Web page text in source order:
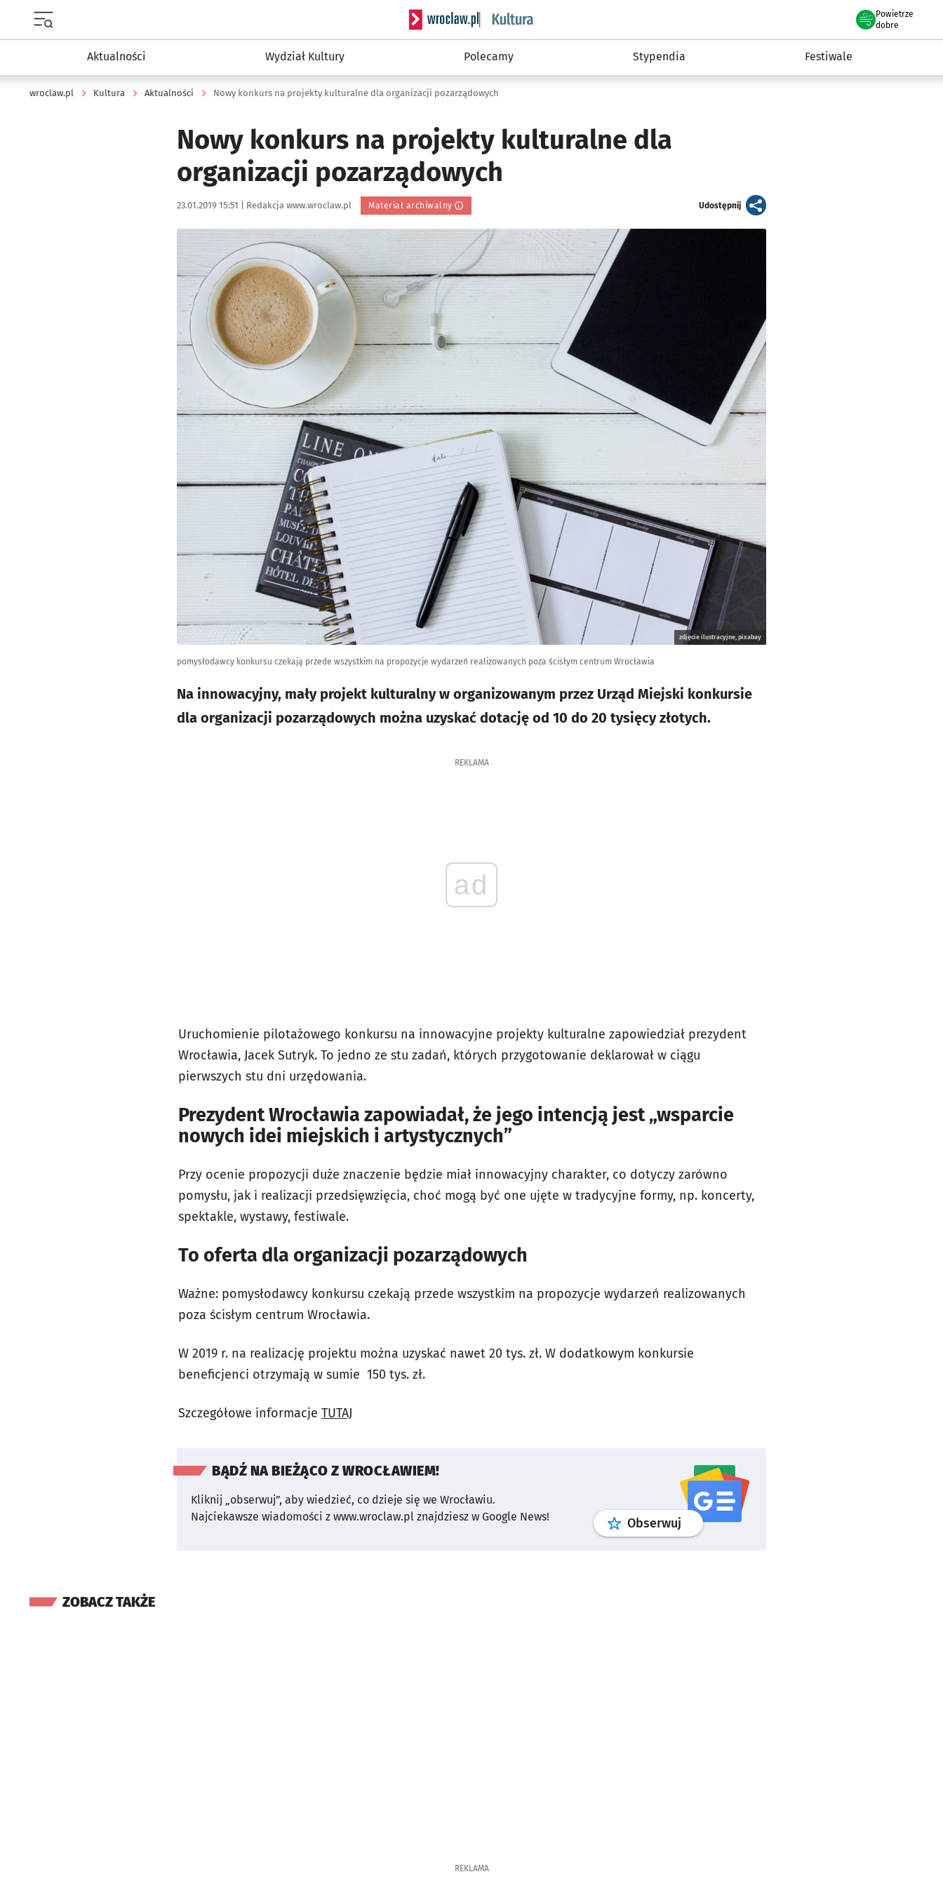
Serwis informacyjny wroclaw.pl podserwis: Kultura
Powietrze
we Wrocławiu
dobre
Aktualności Wydział Kultury Polecamy Stypendia Festiwale
wroclaw.pl Kultura Aktualności Nowy konkurs na projekty kulturalne dla organizacji pozarządowych
Nowy konkurs na projekty kulturalne dla
organizacji pozarządowych
Data publikacji:
23.01.2019 15:51 | Autor:
Redakcja www.wroclaw.pl Materiał archiwalny Udostępnijartykuł
zdjęcie ilustracyjne, pixabay
pomysłodawcy konkursu czekają przede wszystkim na propozycje wydarzeń realizowanych poza ścisłym centrum Wrocławia
Na innowacyjny, mały projekt kulturalny w organizowanym przez Urząd Miejski konkursie
dla organizacji pozarządowych można uzyskać dotację od 10 do 20 tysięcy złotych.
REKLAMA
ad
Uruchomienie pilotażowego konkursu na innowacyjne projekty kulturalne zapowiedział prezydent
Wrocławia, Jacek Sutryk. To jedno ze stu zadań, których przygotowanie deklarował w ciągu
pierwszych stu dni urzędowania.
Prezydent Wrocławia zapowiadał, że jego intencją jest „wsparcie
nowych idei miejskich i artystycznych”
Przy ocenie propozycji duże znaczenie będzie miał innowacyjny charakter, co dotyczy zarówno
pomysłu, jak i realizacji przedsięwzięcia, choć mogą być one ujęte w tradycyjne formy, np. koncerty,
spektakle, wystawy, festiwale.
To oferta dla organizacji pozarządowych
Ważne: pomysłodawcy konkursu czekają przede wszystkim na propozycje wydarzeń realizowanych
poza ścisłym centrum Wrocławia.
W 2019 r. na realizację projektu można uzyskać nawet 20 tys. zł. W dodatkowym konkursie
beneficjenci otrzymają w sumie 150 tys. zł.
Szczegółowe informacje TUTAJ
BĄDŹ NA BIEŻĄCO Z WROCŁAWIEM!
Kliknij „obserwuj”, aby wiedzieć, co dzieje się we Wrocławiu.
Najciekawsze wiadomości z www.wroclaw.pl znajdziesz w Google News!
Obserwuj profilgoogle news
ZOBACZ TAKŻE
REKLAMA